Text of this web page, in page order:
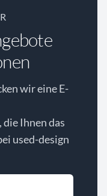
wir eine E-
Ihnen das
used-design